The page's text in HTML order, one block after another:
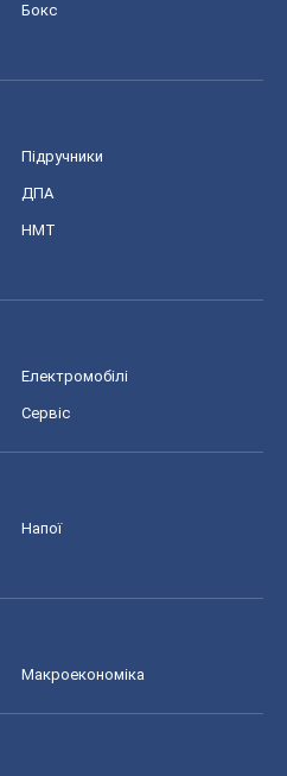
Бокс
Підручники
ДПА
НМТ
Електромобілі
Сервіс
Напої
Макроекономіка